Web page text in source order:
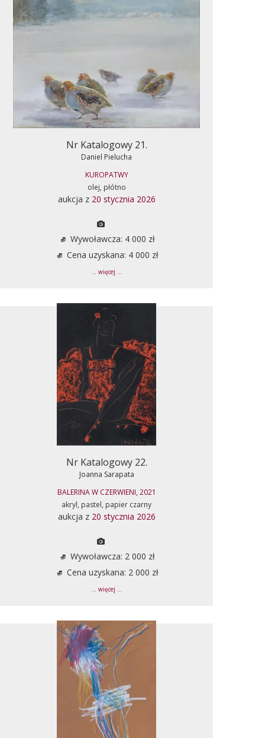
Nr Katalogowy 21.
Daniel Pielucha
KUROPATWY
olej, płótno
aukcja z 20 stycznia 2026
Wywoławcza: 4 000 zł
Cena uzyskana: 4 000 zł
... więcej ...
Nr Katalogowy 22.
Joanna Sarapata
BALERINA W CZERWIENI, 2021
akryl, pastel, papier czarny
aukcja z 20 stycznia 2026
Wywoławcza: 2 000 zł
Cena uzyskana: 2 000 zł
... więcej ...